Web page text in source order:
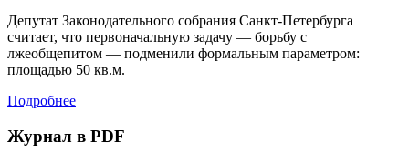
Депутат Законодательного собрания Санкт-Петербурга
считает, что первоначальную задачу — борьбу с
лжеобщепитом — подменили формальным параметром:
площадью 50 кв.м.
Подробнее
Журнал в PDF